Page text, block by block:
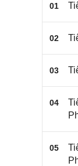
01
02
03
04
05